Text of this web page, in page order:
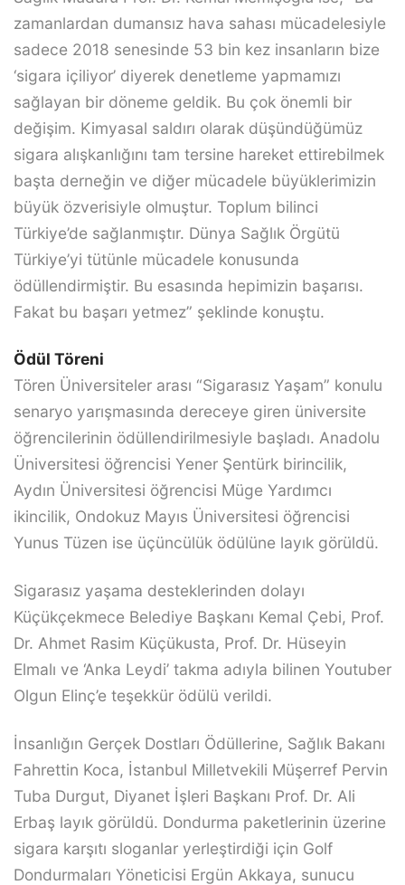
zamanlardan dumansız hava sahası mücadelesiyle
sadece 2018 senesinde 53 bin kez insanların bize
‘sigara içiliyor’ diyerek denetleme yapmamızı
sağlayan bir döneme geldik. Bu çok önemli bir
değişim. Kimyasal saldırı olarak düşündüğümüz
sigara alışkanlığını tam tersine hareket ettirebilmek
başta derneğin ve diğer mücadele büyüklerimizin
büyük özverisiyle olmuştur. Toplum bilinci
Türkiye’de sağlanmıştır. Dünya Sağlık Örgütü
Türkiye’yi tütünle mücadele konusunda
ödüllendirmiştir. Bu esasında hepimizin başarısı.
Fakat bu başarı yetmez” şeklinde konuştu.
Ödül Töreni
Tören Üniversiteler arası “Sigarasız Yaşam” konulu
senaryo yarışmasında dereceye giren üniversite
öğrencilerinin ödüllendirilmesiyle başladı. Anadolu
Üniversitesi öğrencisi Yener Şentürk birincilik,
Aydın Üniversitesi öğrencisi Müge Yardımcı
ikincilik, Ondokuz Mayıs Üniversitesi öğrencisi
Yunus Tüzen ise üçüncülük ödülüne layık görüldü.
Sigarasız yaşama desteklerinden dolayı
Küçükçekmece Belediye Başkanı Kemal Çebi, Prof.
Dr. Ahmet Rasim Küçükusta, Prof. Dr. Hüseyin
Elmalı ve ‘Anka Leydi’ takma adıyla bilinen Youtuber
Olgun Elinç’e teşekkür ödülü verildi.
İnsanlığın Gerçek Dostları Ödüllerine, Sağlık Bakanı
Fahrettin Koca, İstanbul Milletvekili Müşerref Pervin
Tuba Durgut, Diyanet İşleri Başkanı Prof. Dr. Ali
Erbaş layık görüldü. Dondurma paketlerinin üzerine
sigara karşıtı sloganlar yerleştirdiği için Golf
Dondurmaları Yöneticisi Ergün Akkaya, sunucu